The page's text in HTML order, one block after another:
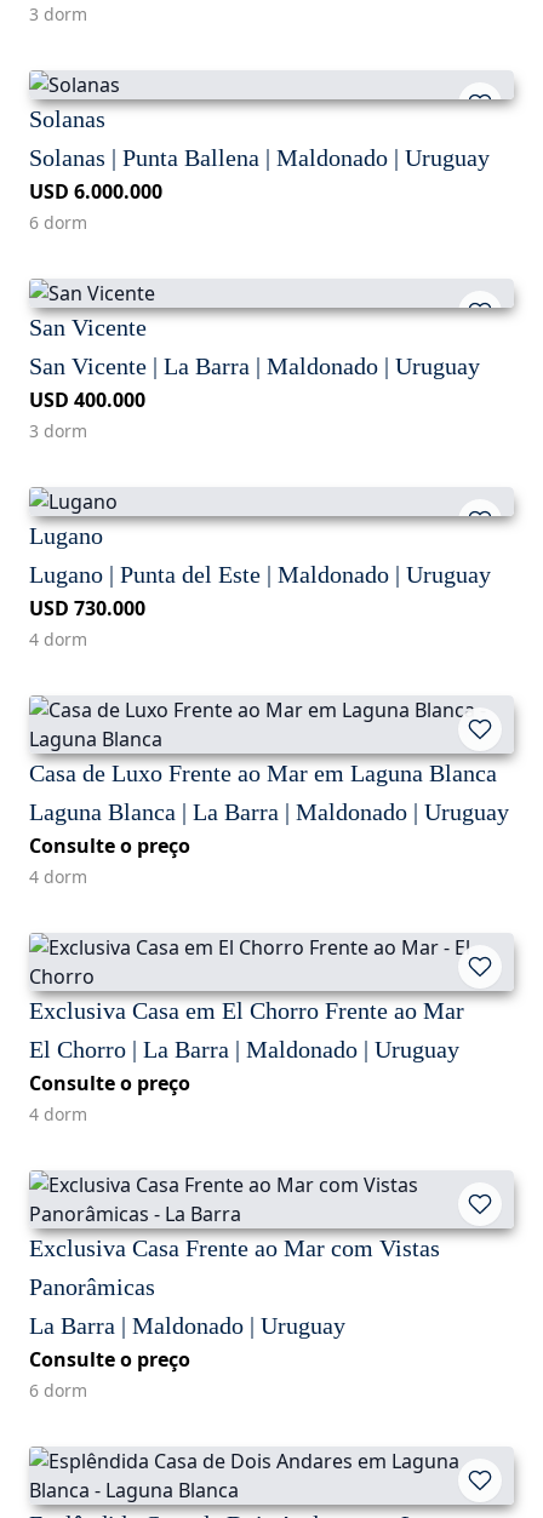
3 dorm
Solanas
Solanas | Punta Ballena | Maldonado | Uruguay
USD 6.000.000
6 dorm
San Vicente
San Vicente | La Barra | Maldonado | Uruguay
USD 400.000
3 dorm
Lugano
Lugano | Punta del Este | Maldonado | Uruguay
USD 730.000
4 dorm
Casa de Luxo Frente ao Mar em Laguna Blanca
Laguna Blanca | La Barra | Maldonado | Uruguay
Consulte o preço
4 dorm
Exclusiva Casa em El Chorro Frente ao Mar
El Chorro | La Barra | Maldonado | Uruguay
Consulte o preço
4 dorm
Exclusiva Casa Frente ao Mar com Vistas
Panorâmicas
La Barra | Maldonado | Uruguay
Consulte o preço
6 dorm